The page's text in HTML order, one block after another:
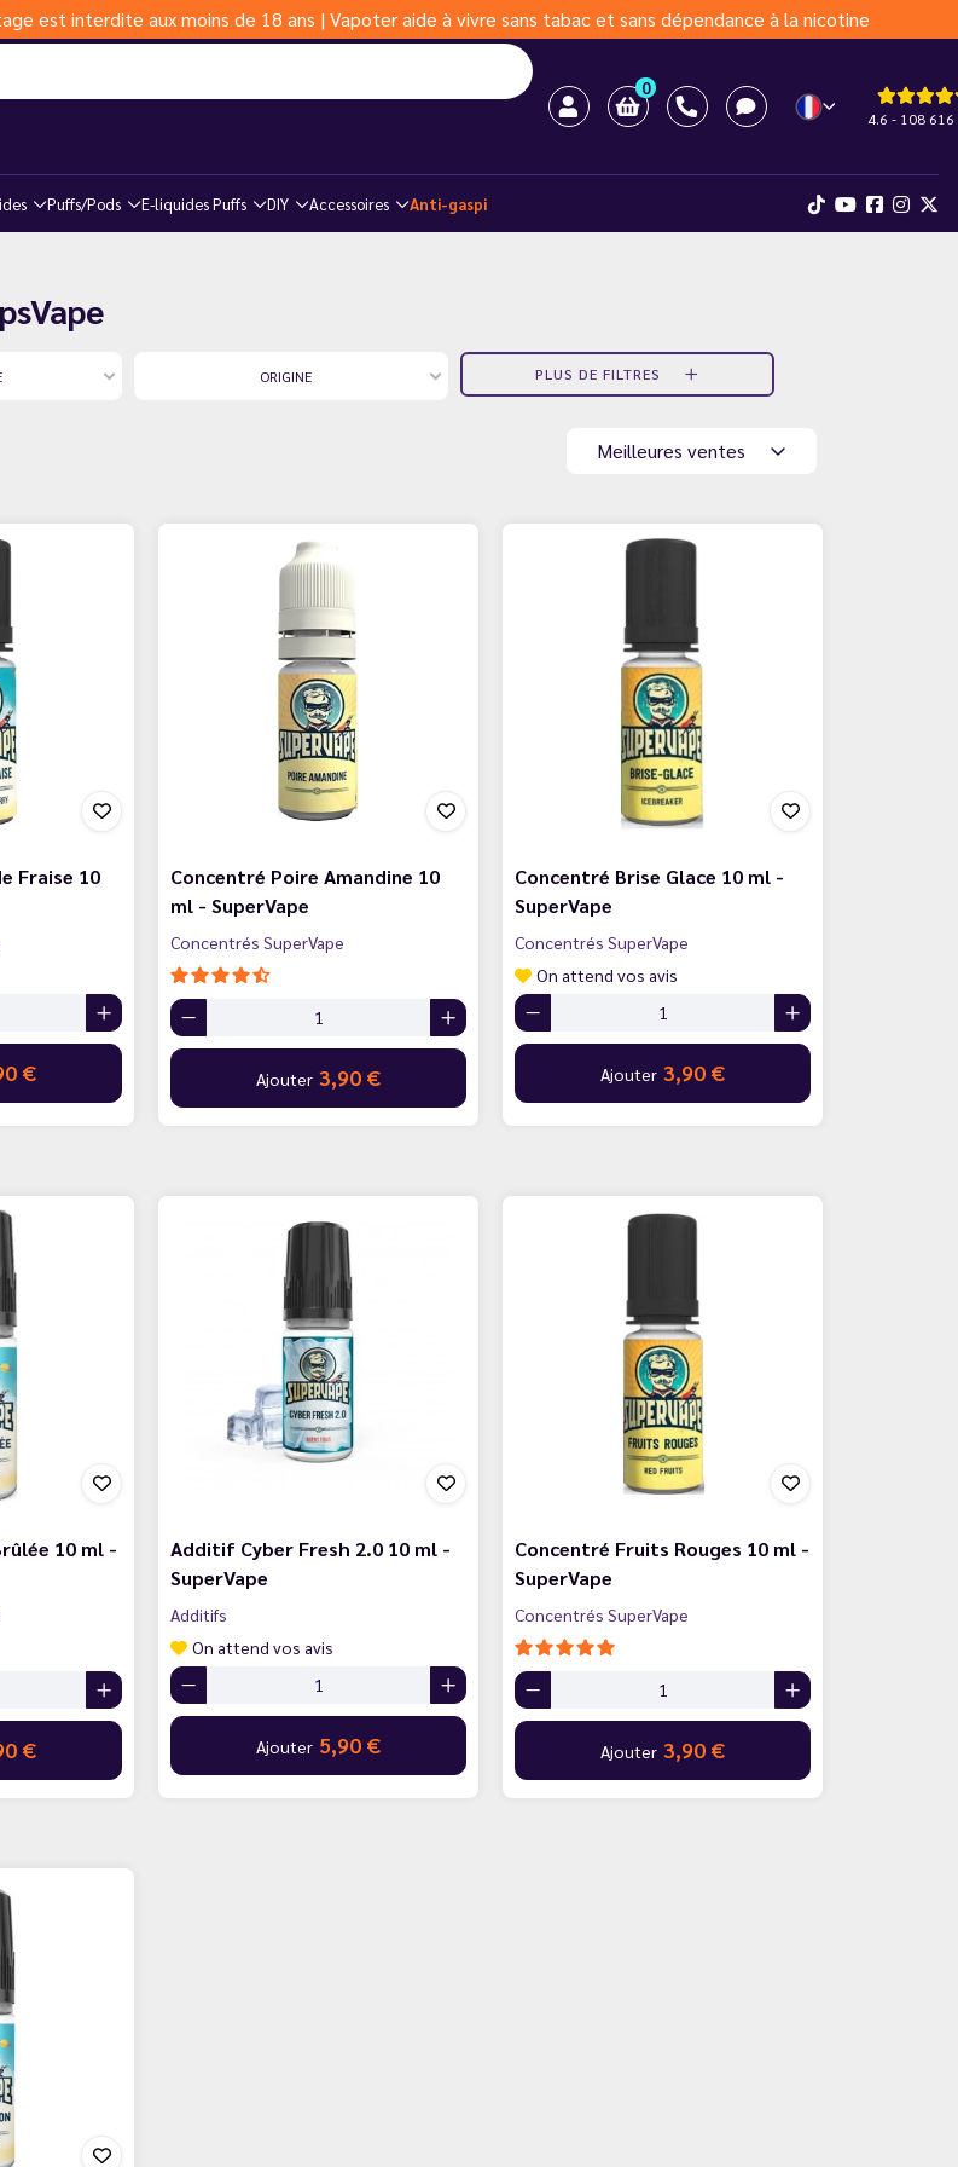
est interdite aux moins de 18 ans | Vapoter aide à vivre sans tabac et sans dépendance à la nicotine
0
4.6 - 108 616
Puffs/Pods E-liquides Puffs DIY Accessoires Anti-gaspi
ORIGINE PLUS DE FILTRES
Meilleures ventes
Fraise 10
€
Concentré Poire Amandine 10
ml - SuperVape
Concentrés SuperVape
Ajouter 3,90 €
Concentré Brise Glace 10 ml -
SuperVape
Concentrés SuperVape
On attend vos avis
Ajouter 3,90 €
10 ml -
€
Additif Cyber Fresh 2.0 10 ml -
SuperVape
Additifs
On attend vos avis
Ajouter 5,90 €
Concentré Fruits Rouges 10 ml -
SuperVape
Concentrés SuperVape
Ajouter 3,90 €